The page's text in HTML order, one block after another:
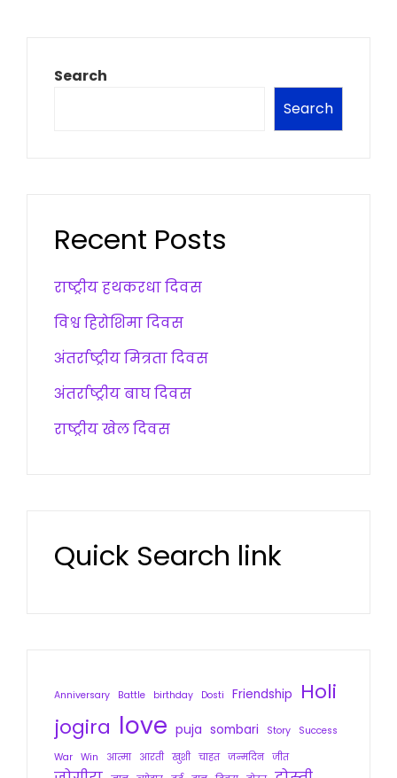
Search
Search
Recent Posts
राष्ट्रीय हथकरधा दिवस
विश्व हिरोशिमा दिवस
अंतर्राष्ट्रीय मित्रता दिवस
अंतर्राष्ट्रीय बाघ दिवस
राष्ट्रीय खेल दिवस
Quick Search link
Anniversary Battle birthday Dosti Friendship
Holi
jogira love puja sombari Story
Success
War Win आत्मा आरती खुशी चाहत जन्मदिन जीत